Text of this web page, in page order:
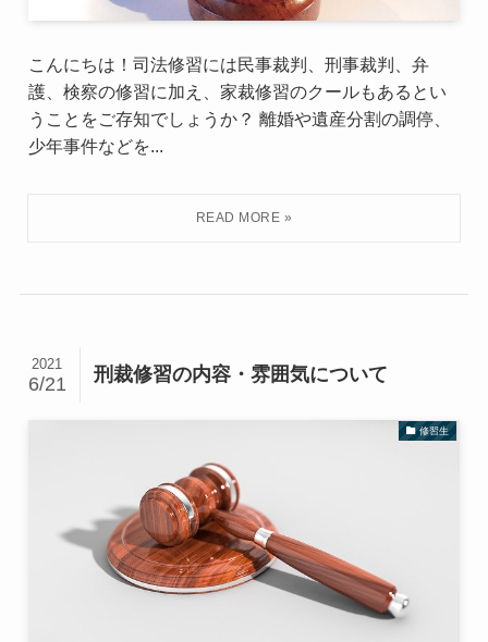
こんにちは！司法修習には民事裁判、刑事裁判、弁
護、検察の修習に加え、家裁修習のクールもあるとい
うことをご存知でしょうか？ 離婚や遺産分割の調停、
少年事件などを...
刑裁修習の内容・雰囲気について
2021
6/21
修習生